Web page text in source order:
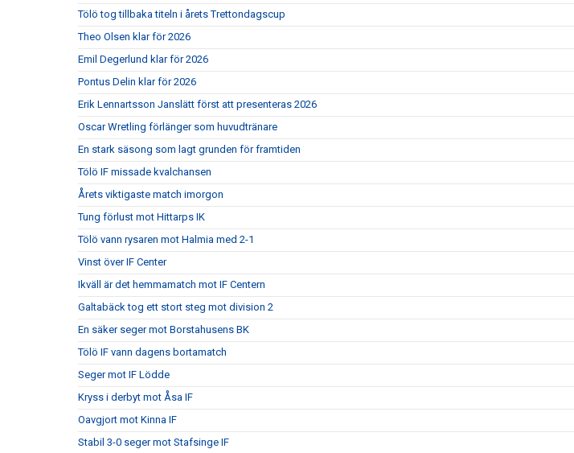
Tölö tog tillbaka titeln i årets Trettondagscup
Theo Olsen klar för 2026
Emil Degerlund klar för 2026
Pontus Delin klar för 2026
Erik Lennartsson Janslätt först att presenteras 2026
Oscar Wretling förlänger som huvudtränare
En stark säsong som lagt grunden för framtiden
Tölö IF missade kvalchansen
Årets viktigaste match imorgon
Tung förlust mot Hittarps IK
Tölö vann rysaren mot Halmia med 2-1
Vinst över IF Center
Ikväll är det hemmamatch mot IF Centern
Galtabäck tog ett stort steg mot division 2
En säker seger mot Borstahusens BK
Tölö IF vann dagens bortamatch
Seger mot IF Lödde
Kryss i derbyt mot Åsa IF
Oavgjort mot Kinna IF
Stabil 3-0 seger mot Stafsinge IF